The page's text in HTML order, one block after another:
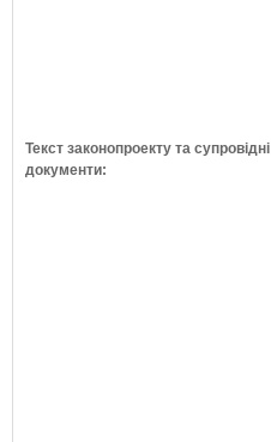
Текст законопроекту та супровідні
документи: